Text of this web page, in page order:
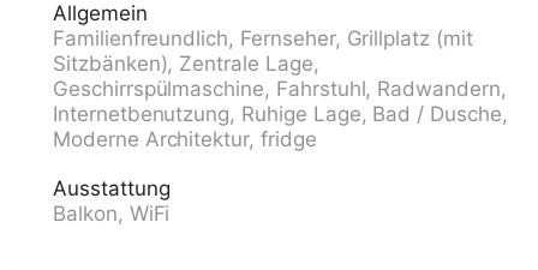
Allgemein
Familienfreundlich, Fernseher, Grillplatz (mit
Sitzbänken), Zentrale Lage,
Geschirrspülmaschine, Fahrstuhl, Radwandern,
Internetbenutzung, Ruhige Lage, Bad / Dusche,
Moderne Architektur, fridge
Ausstattung
Balkon, WiFi